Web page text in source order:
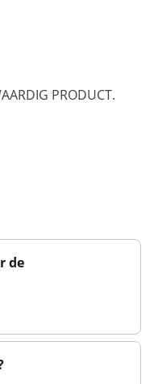
PRODUCT.
de